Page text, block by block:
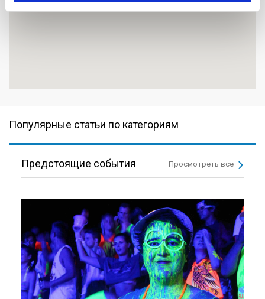
Популярные статьи по категориям
Предстоящие события Просмотреть все